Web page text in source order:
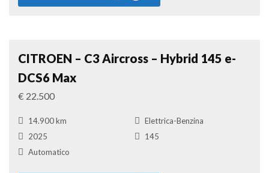
Confronta
CITROEN – C3 Aircross – Hybrid 145 e-
DCS6 Max
€ 22.500
14.900 km
Elettrica-Benzina
2025
145
Automatico